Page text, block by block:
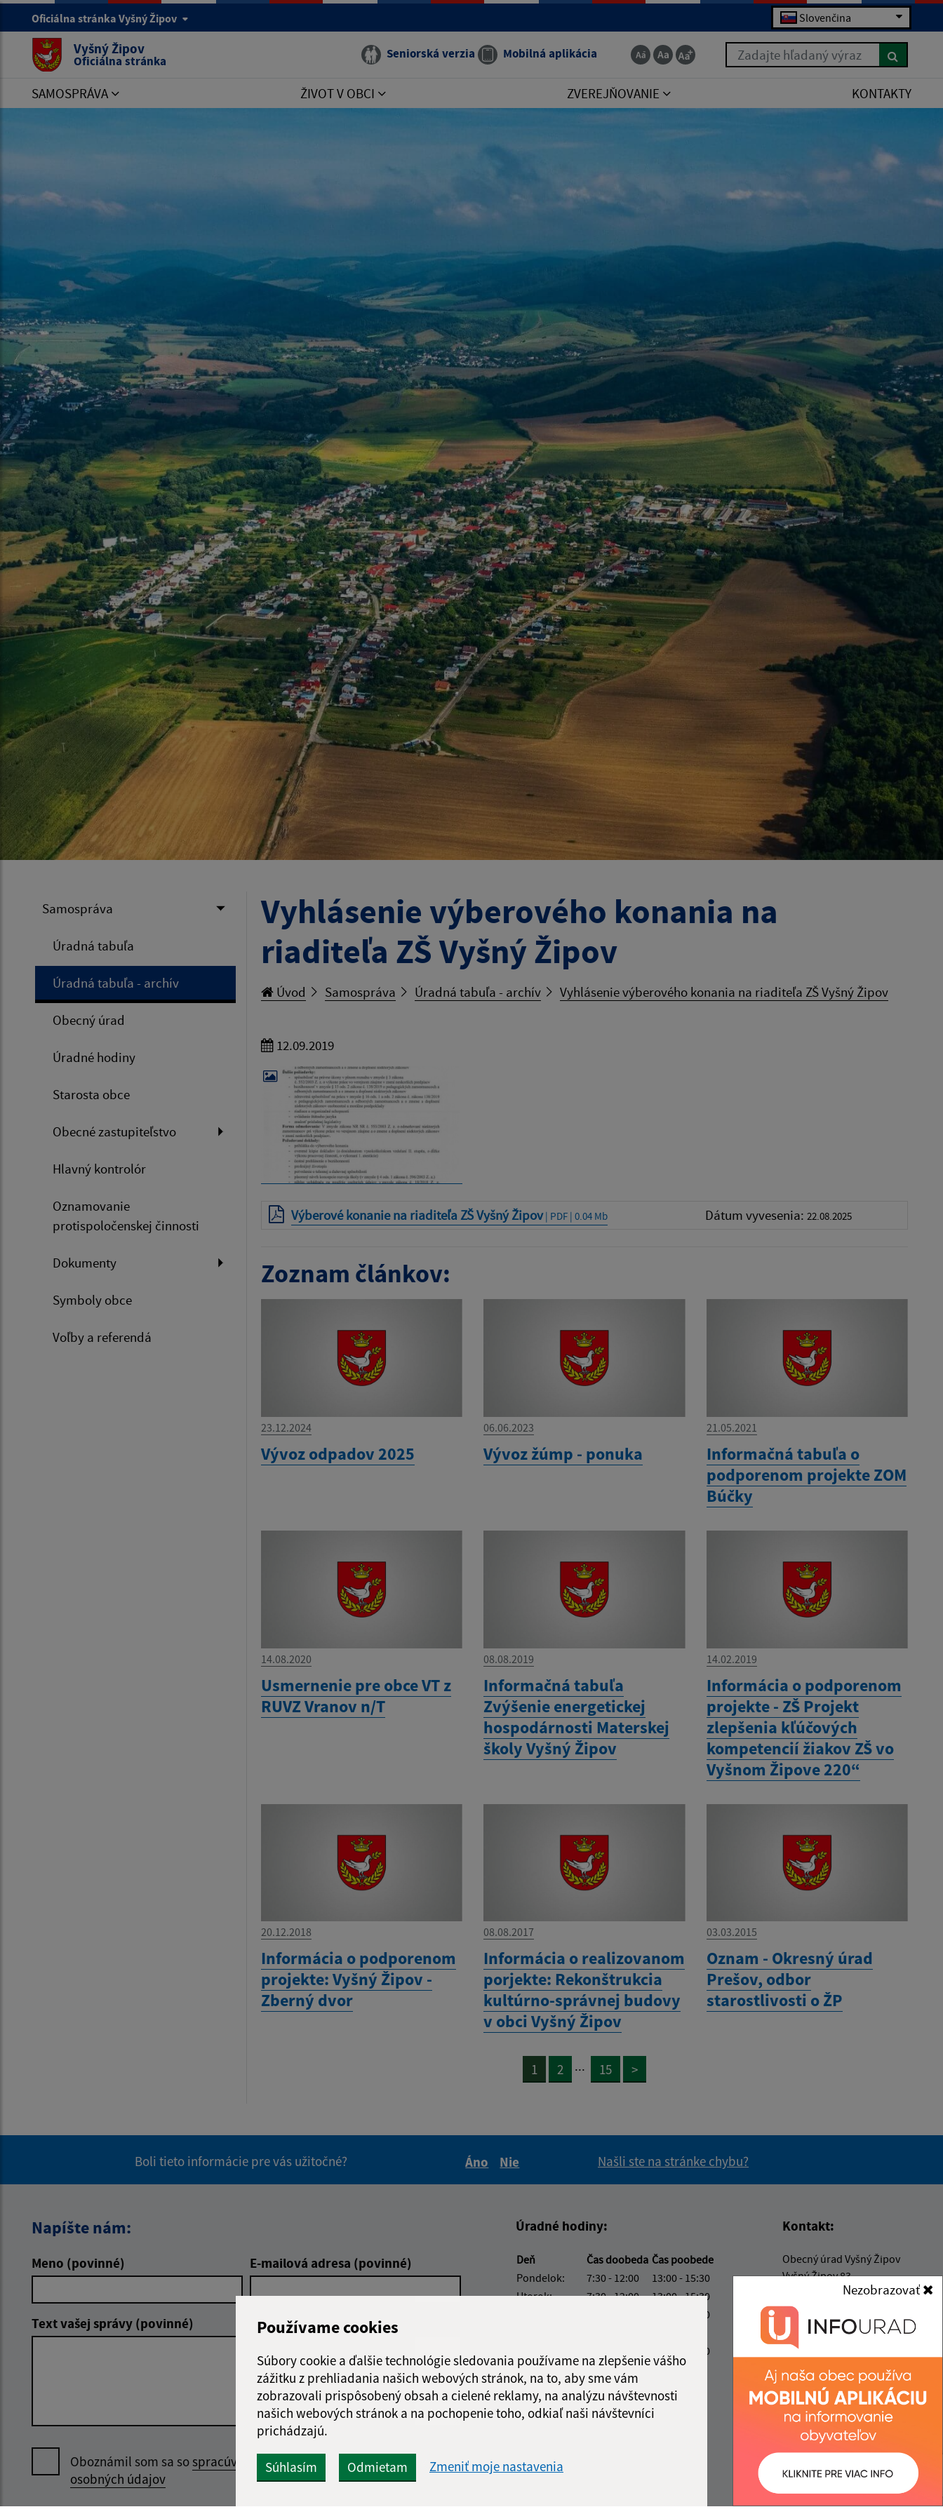
Používame cookies
Súbory cookie a ďalšie technológie sledovania používame na zlepšenie vášho
zážitku z prehliadania našich webových stránok, na to, aby sme vám
zobrazovali prispôsobený obsah a cielené reklamy, na analýzu návštevnosti
našich webových stránok a na pochopenie toho, odkiaľ naši návštevníci
prichádzajú.
Súhlasím Odmietam Zmeniť moje nastavenia
Nezobrazovať
Oficiálna stránka Vyšný Žipov Slovenčina
Vyšný Žipov
Oficiálna stránka Seniorská verzia Mobilná aplikácia Zadajte hľadaný výraz
SAMOSPRÁVA ŽIVOT V OBCI ZVEREJŇOVANIE KONTAKTY
Samospráva
Úradná tabuľa
Úradná tabuľa - archív
Obecný úrad
Úradné hodiny
Starosta obce
Obecné zastupiteľstvo
Hlavný kontrolór
Oznamovanie
protispoločenskej činnosti
Dokumenty
Symboly obce
Voľby a referendá
Vyhlásenie výberového konania na
riaditeľa ZŠ Vyšný Žipov
Úvod Samospráva Úradná tabuľa - archív Vyhlásenie výberového konania na riaditeľa ZŠ Vyšný Žipov
12.09.2019
Výberové konanie na riaditeľa ZŠ Vyšný Žipov| PDF | 0.04 Mb Dátum vyvesenia: 22.08.2025
Zoznam článkov:
23.12.2024
Vývoz odpadov 2025
06.06.2023
Vývoz žúmp - ponuka
21.05.2021
Informačná tabuľa o
podporenom projekte ZOM
Búčky
14.08.2020
Usmernenie pre obce VT z
RUVZ Vranov n/T
08.08.2019
Informačná tabuľa
Zvýšenie energetickej
hospodárnosti Materskej
školy Vyšný Žipov
14.02.2019
Informácia o podporenom
projekte - ZŠ Projekt
zlepšenia kľúčových
kompetencií žiakov ZŠ vo
Vyšnom Žipove 220“
20.12.2018
Informácia o podporenom
projekte: Vyšný Žipov -
Zberný dvor
08.08.2017
Informácia o realizovanom
porjekte: Rekonštrukcia
kultúrno-správnej budovy
v obci Vyšný Žipov
03.03.2015
Oznam - Okresný úrad
Prešov, odbor
starostlivosti o ŽP
1 2 ... 15 >
Boli tieto informácie pre vás užitočné?
Áno
Nie
Našli ste na stránke chybu?
Napíšte nám:
Meno (povinné) E-mailová adresa (povinné)
Text vašej správy (povinné)
Oboznámil som sa sospracúvaním
osobných údajov
Google reCaptcha Response
Odoslať správu
Úradné hodiny:
Deň Čas doobeda Čas poobede
Pondelok:
7:30 - 12:00
13:00 - 15:30
Utorok:
7:30 - 12:00
13:00 - 15:30
13:00 - 15:30
13:00 - 15:30
Kontakt:
Obecný úrad Vyšný Žipov
Vyšný Žipov 83
094 33 Vyšný Žipov
obec@vysnyzipov.sk
+421 948 091 113